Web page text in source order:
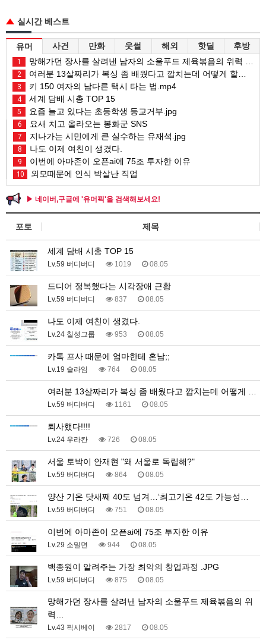
실시간 베스트
유머 사건 만화 웃썰 해외 핫딜 후방
1 망해가던 장사를 살려낸 남자의 소울푸드 제육볶음의 위력 ㅋㅋ
2 여러분 13살짜리가 복싱 좀 배웠다고 깝치는데 어떻게 할까요?
3 키 150 여자의 남다른 택시 타는 법.mp4
4 세계 담배 시총 TOP 15
5 요즘 늘고 있다는 초등학생 등교거부.jpg
6 요새 치고 올라오는 봉화군 SNS
7 지나가는 시민에게 큰 실수하는 유재석.jpg
8 나도 이제 여친이 생겼다.
9 이번에 아마존이 오픈ai에 75조 투자한 이유
10 외모때문에 인식 박살난 직업
▶ 네이버,구글에 '유머픽'을 검색해보세요!
포토 제목
세계 담배 시총 TOP 15
Lv.59 버디버디 1019 08.05
드디어 정복했다는 시각장애 근황
Lv.59 버디버디 837 08.05
나도 이제 여친이 생겼다.
Lv.24 칠성그룹 953 08.05
카톡 프사 때문에 엄마한테 혼남;;
Lv.19 슬라임 764 08.05
여러분 13살짜리가 복싱 좀 배웠다고 깝치는데 어떻게 …
Lv.59 버디버디 1161 08.05
퇴사했다!!!!
Lv.24 우라칸 726 08.05
서울 토박이 안재현 "왜 서울로 독립해?"
Lv.59 버디버디 864 08.05
양산 기온 닷새째 40도 넘겨…‘최고기온 42도 가능성…
Lv.59 버디버디 751 08.05
이번에 아마존이 오픈ai에 75조 투자한 이유
Lv.29 소밀면 944 08.05
백종원이 알려주는 가장 최악의 창업과정 .JPG
Lv.59 버디버디 875 08.05
망해가던 장사를 살려낸 남자의 소울푸드 제육볶음의 위
력…
Lv.43 픽시베이 2817 08.05